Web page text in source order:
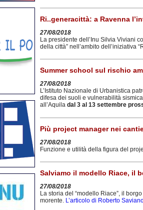
Ri..generacittà: a Ravenna
27/08/2018
La presidente dell’Inu Silvia Viviani
della città” nell’ambito dell’iniziativa
Summer school sul rischio
27/08/2018
L’Istituto Nazionale di Urbanistica
difesa dei suoli e vulnerabilità
all’Aquila dal 3 al 13 settembre
Più project manager nei
27/08/2018
Funzione e utilità della figura del
Salviamo il modello Riace, il
27/08/2018
La storia del “modello Riace”, il
morente. L’articolo di Roberto